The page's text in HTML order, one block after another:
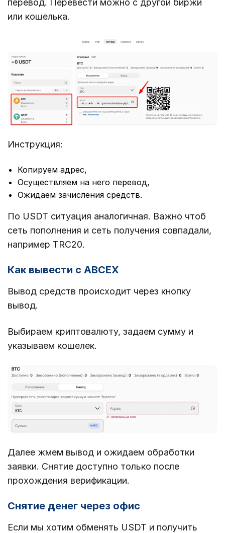
перевод. Перевести можно с другой биржи
или кошелька.
Инструкция:
Копируем адрес,
Осуществляем на него перевод,
Ожидаем зачисления средств.
По USDT ситуация аналогичная. Важно чтоб
сеть пополнения и сеть получения совпадали,
например TRC20.
Как вывести с ABCEX
Вывод средств происходит через кнопку
вывод.
Выбираем криптовалюту, задаем сумму и
указываем кошелек.
Далее жмем вывод и ожидаем обработки
заявки. Снятие доступно только после
прохождения верификации.
Снятие денег через офис
Если мы хотим обменять USDT и получить